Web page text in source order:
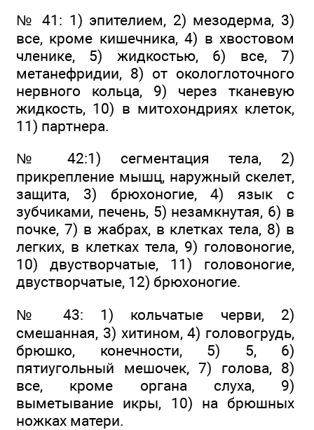
№ 41: 1) эпителием, 2) мезодерма, 3)
все, кроме кишечника, 4) в хвостовом
членике, 5) жидкостью, 6) все, 7)
метанефридии, 8) от окологлоточного
нервного кольца, 9) через тканевую
жидкость, 10) в митохондриях клеток,
11) партнера.
№ 42:1) сегментация тела, 2)
прикрепление мышц, наружный скелет,
защита, 3) брюхоногие, 4) язык с
зубчиками, печень, 5) незамкнутая, 6) в
почке, 7) в жабрах, в клетках тела, 8) в
легких, в клетках тела, 9) головоногие,
10) двустворчатые, 11) головоногие,
двустворчатые, 12) брюхоногие.
№ 43: 1) кольчатые черви, 2)
смешанная, 3) хитином, 4) головогрудь,
брюшко, конечности, 5) 5, 6)
пятиугольный мешочек, 7) голова, 8)
все, кроме органа слуха, 9)
выметывание икры, 10) на брюшных
ножках матери.